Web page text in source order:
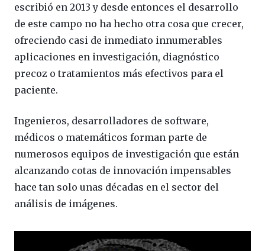
escribió en 2013 y desde entonces el desarrollo
de este campo no ha hecho otra cosa que crecer,
ofreciendo casi de inmediato innumerables
aplicaciones en investigación, diagnóstico
precoz o tratamientos más efectivos para el
paciente.
Ingenieros, desarrolladores de software,
médicos o matemáticos forman parte de
numerosos equipos de investigación que están
alcanzando cotas de innovación impensables
hace tan solo unas décadas en el sector del
análisis de imágenes.